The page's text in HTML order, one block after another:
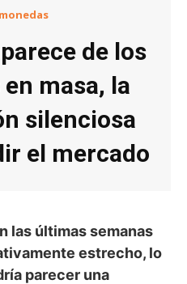
de los
masa, la
silenciosa
el mercado
las últimas semanas
estrecho, lo
parecer una